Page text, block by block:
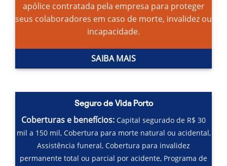
apólice contratada pela empresa para proteger
seus colaboradores em caso de morte, invalidez ou
incapacidade.
SAIBA MAIS
Seguro de Vida Porto
Coberturas e benefícios: Capital segurado de R$ 30
mil a 150 mil, Cobertura para morte natural ou acidental,
Assistência funeral,Cobertura para invalidez
permanente total ou parcial por acidente, Programa de